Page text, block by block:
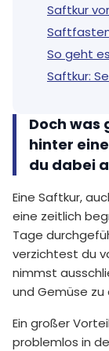
Saftkur
So geht
Saftkur:
Doch was
hinter
du dabei
Eine Saftkur,
eine zeitlich
Tage
verzichtest du
nimmst
und Gemüse zu
Ein großer
problemlos in